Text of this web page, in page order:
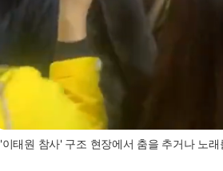
'이태원 참사' 구조 현장에서 춤을 추거나 노